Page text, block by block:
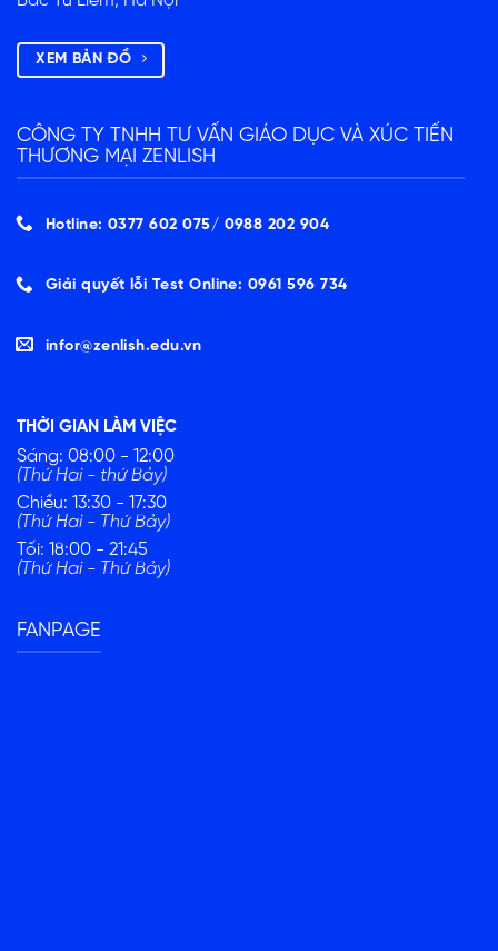
XEM BẢN ĐỒ
CÔNG TY TNHH TƯ VẤN GIÁO DỤC VÀ XÚC TIẾN
THƯƠNG MẠI ZENLISH
Hotline: 0377 602 075/ ‭0988 202 904‬
Giải quyết lỗi Test Online: 0961 596 734
infor@zenlish.edu.vn
THỜI GIAN LÀM VIỆC
Sáng: 08:00 - 12:00
(Thứ Hai - thứ Bảy)
Chiều: 13:30 - 17:30
(Thứ Hai - Thứ Bảy)
Tối: 18:00 - 21:45
(Thứ Hai - Thứ Bảy)
FANPAGE